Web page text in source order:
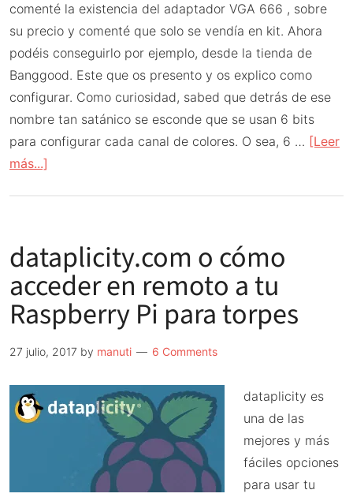
comenté la existencia del adaptador VGA 666 , sobre
su precio y comenté que solo se vendía en kit. Ahora
podéis conseguirlo por ejemplo, desde la tienda de
Banggood. Este que os presento y os explico como
configurar. Como curiosidad, sabed que detrás de ese
nombre tan satánico se esconde que se usan 6 bits
para configurar cada canal de colores. O sea, 6 … [Leer
más...]
adaptador
VGA
666
dataplicity.com o cómo
acceder en remoto a tu
Raspberry Pi para torpes
27 julio, 2017 by manuti 6 Comments
dataplicity es
una de las
mejores y más
fáciles opciones
para usar tu